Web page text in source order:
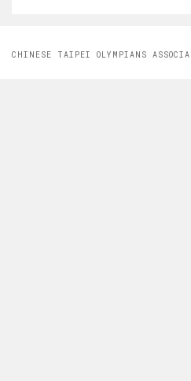
CHINESE TAIPEI OLYMPIANS